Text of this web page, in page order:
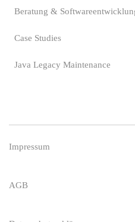
Beratung &
Case Studies
Java Legacy Maintenance
Impressum
AGB